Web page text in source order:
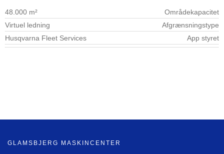
48.000 m²
Områdekapacitet
Virtuel ledning
Afgrænsningstype
Husqvarna Fleet Services
App styret
GLAMSBJERG MASKINCENTER